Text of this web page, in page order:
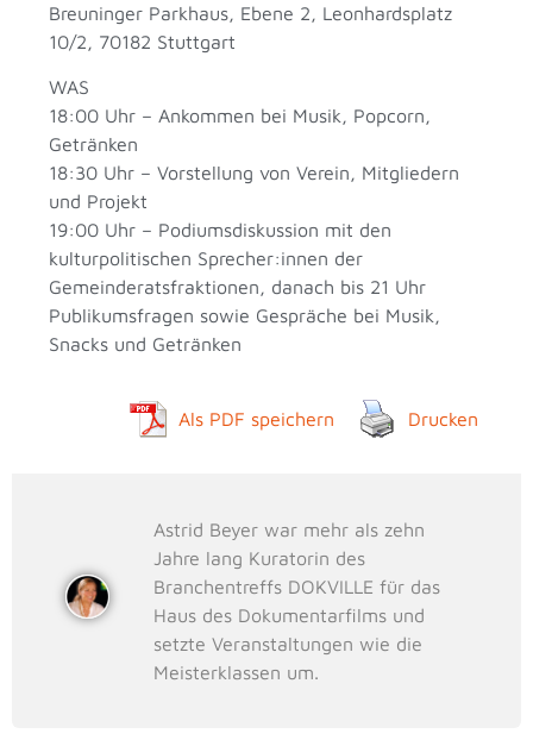
Breuninger Parkhaus, Ebene 2, Leonhardsplatz
10/2, 70182 Stuttgart
WAS
18:00 Uhr – Ankommen bei Musik, Popcorn,
Getränken
18:30 Uhr – Vorstellung von Verein, Mitgliedern
und Projekt
19:00 Uhr – Podiumsdiskussion mit den
kulturpolitischen Sprecher:innen der
Gemeinderatsfraktionen, danach bis 21 Uhr
Publikumsfragen sowie Gespräche bei Musik,
Snacks und Getränken
Als PDF speichern Drucken
Astrid Beyer war mehr als zehn
Jahre lang Kuratorin des
Branchentreffs DOKVILLE für das
Haus des Dokumentarfilms und
setzte Veranstaltungen wie die
Meisterklassen um.